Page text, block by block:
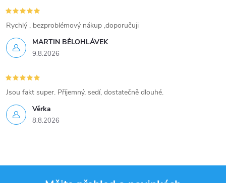
v
ý
p
i
s
u
MARTIN BĚLOHLÁVEK
9.8.2026
Rychlý , bezproblémový nákup ,doporučuji
Věrka
8.8.2026
Jsou fakt super. Příjemný, sedí, dostatečně dlouhé.